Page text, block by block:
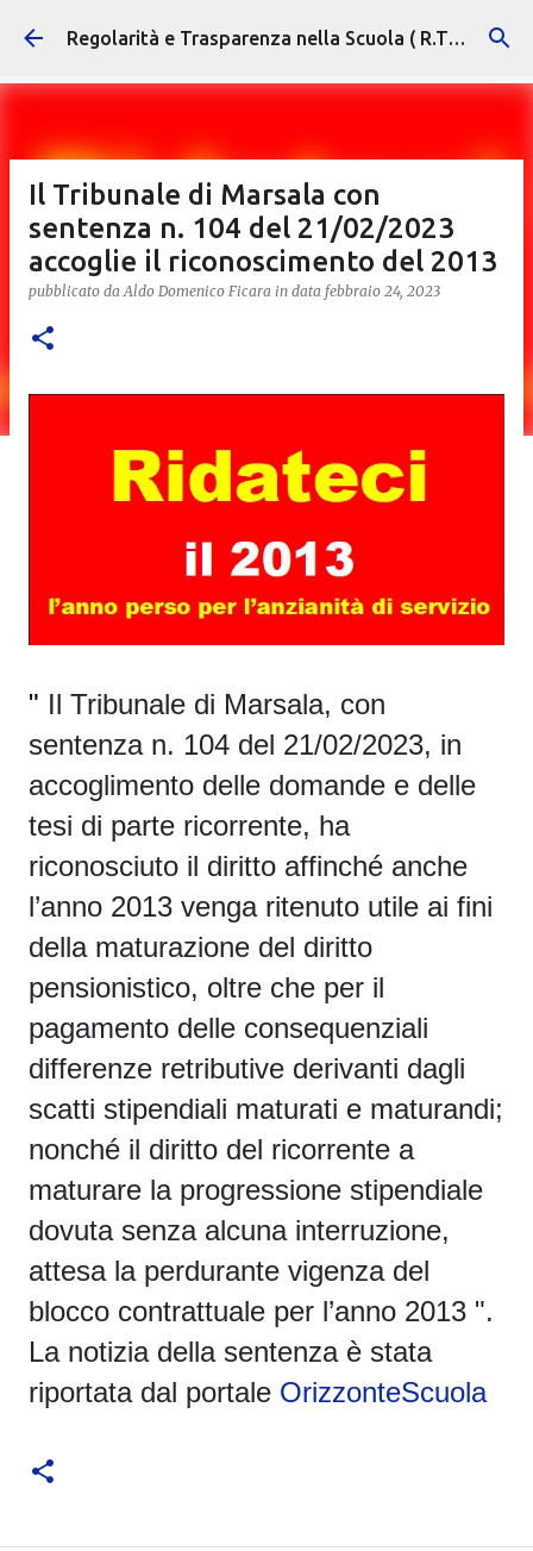
Passa ai contenuti principali Regolarità e Trasparenza nella Scuola ( R.T.S. )
Il Tribunale di Marsala con
sentenza n. 104 del 21/02/2023
accoglie il riconoscimento del 2013
pubblicato daAldo Domenico Ficara in data febbraio 24, 2023
" Il Tribunale di Marsala, con
sentenza n. 104 del 21/02/2023, in
accoglimento delle domande e delle
tesi di parte ricorrente, ha
riconosciuto il diritto affinché anche
l’anno 2013 venga ritenuto utile ai fini
della maturazione del diritto
pensionistico, oltre che per il
pagamento delle consequenziali
differenze retributive derivanti dagli
scatti stipendiali maturati e maturandi;
nonché il diritto del ricorrente a
maturare la progressione stipendiale
dovuta senza alcuna interruzione,
attesa la perdurante vigenza del
blocco contrattuale per l’anno 2013 ".
La notizia della sentenza è stata
riportata dal portale OrizzonteScuola